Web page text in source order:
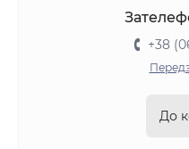
+38
До